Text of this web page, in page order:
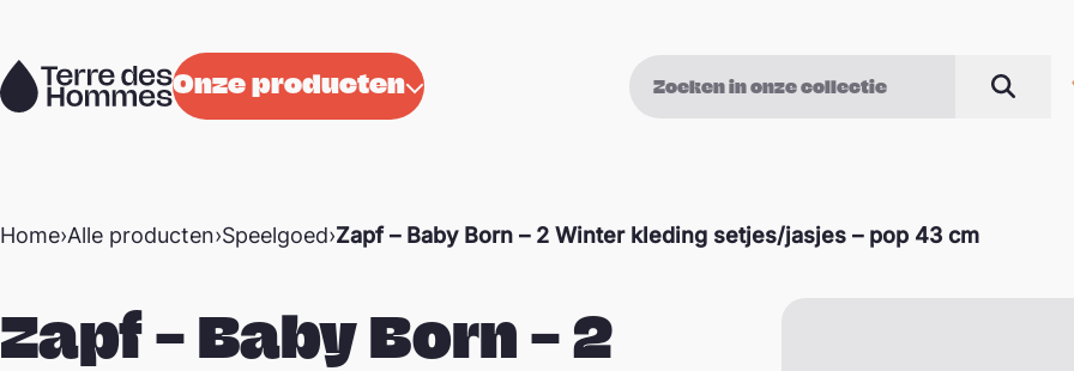
Onze producten
Zoeken
Home›Alle producten›Speelgoed›Zapf – Baby Born – 2 Winter kleding setjes/jasjes – pop 43 cm
Zapf – Baby Born – 2